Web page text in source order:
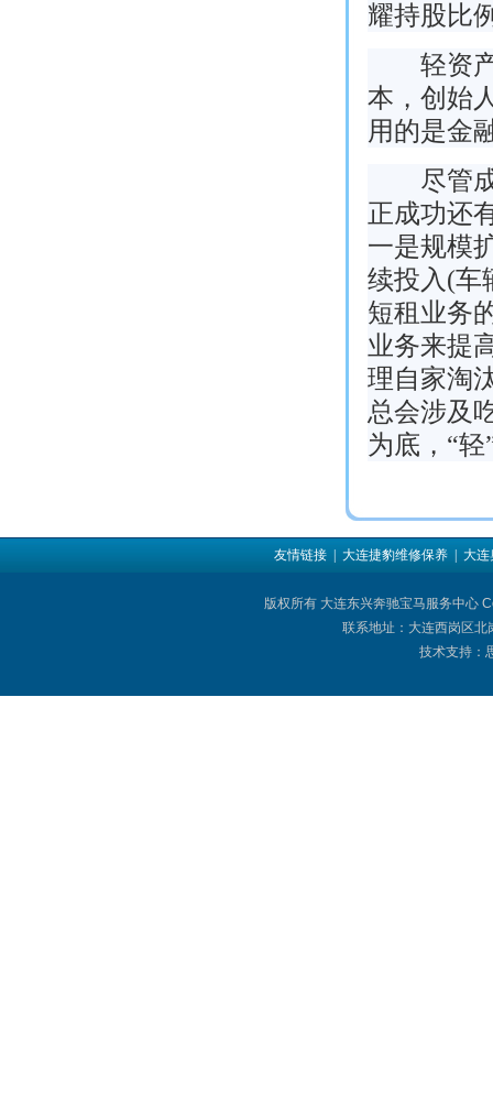
耀持股比
轻资产
本，创始
用的是金
尽管成
正成功还
一是规模
续投入(车
短租业务
业务来提
理自家淘
总会涉及
为底，“
友情链接 | 大连捷豹维修保养 | 大连
版权所有 大连东兴奔驰宝马服务中心
联系地址：大连西岗区
技术支持：